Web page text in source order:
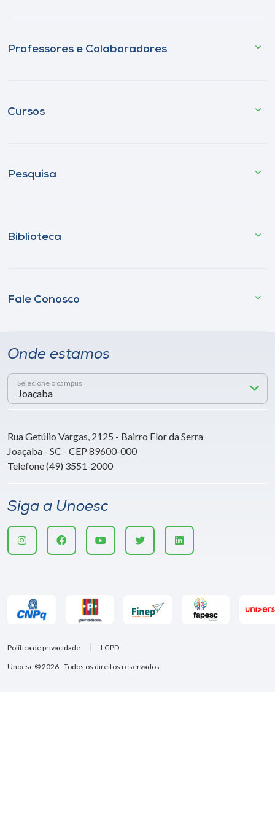
Professores e Colaboradores
Cursos
Pesquisa
Biblioteca
Fale Conosco
Onde estamos
Selecione o campus
Rua Getúlio Vargas, 2125 - Bairro Flor da Serra
Joaçaba - SC - CEP 89600-000
Telefone (49) 3551-2000
Siga a Unoesc
Unoesc © 2026 - Todos os direitos reservados
Política de privacidade LGPD